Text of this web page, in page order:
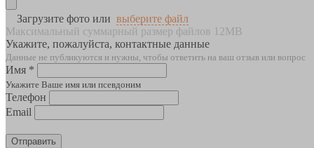
Загрузите фото или выберите файл
Максимальный суммарный размер файлов 12MB
Укажите, пожалуйста, контактные данные
Данные не публикуются и нужны, чтобы ответить на ваш отзыв или вопрос
Имя *
Укажите Ваше имя или псевдоним
Телефон
Email
Отправить